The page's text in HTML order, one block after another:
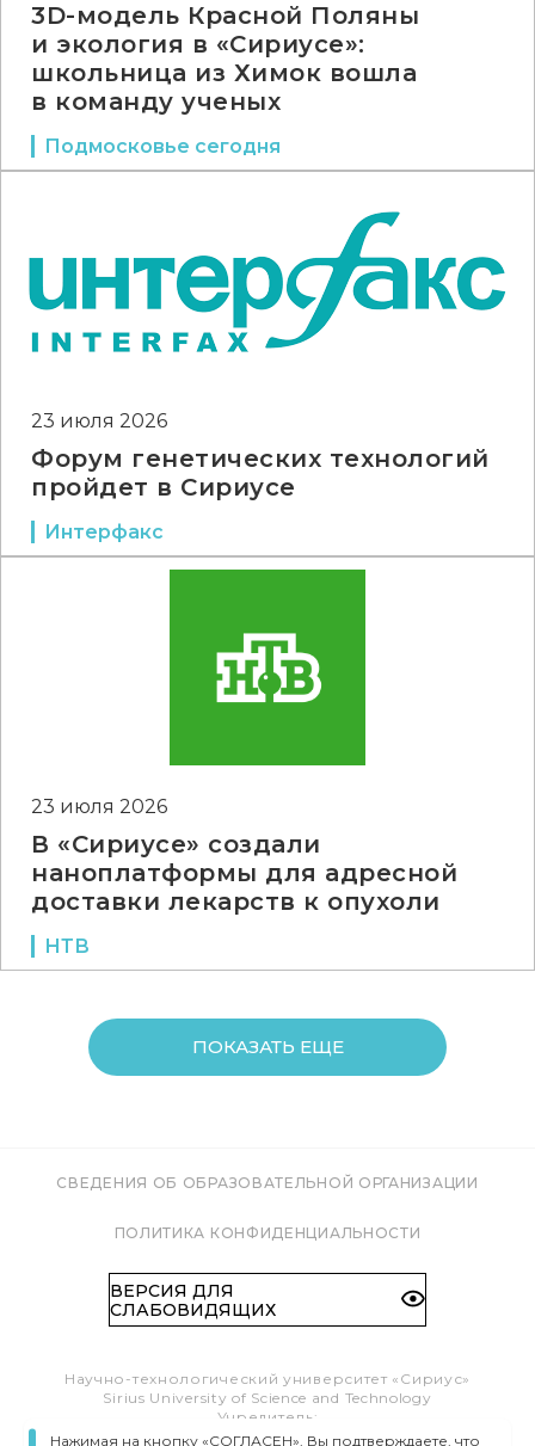
3D-модель Красной Поляны
и экология в «Сириусе»:
школьница из Химок вошла
в команду ученых
Подмосковье сегодня
23 июля 2026
Форум генетических технологий
пройдет в Сириусе
Интерфакс
23 июля 2026
В «Сириусе» создали
наноплатформы для адресной
доставки лекарств к опухоли
НТВ
ПОКАЗАТЬ ЕЩЕ
СВЕДЕНИЯ ОБ ОБРАЗОВАТЕЛЬНОЙ ОРГАНИЗАЦИИ
ПОЛИТИКА КОНФИДЕНЦИАЛЬНОСТИ
ВЕРСИЯ ДЛЯ
СЛАБОВИДЯЩИХ
Научно-технологический университет «Сириус»
Sirius University of Science and Technology
Учредитель:
Образовательный Фонд «Талант и успех»
Нажимая на кнопку «СОГЛАСЕН», Вы подтверждаете, что